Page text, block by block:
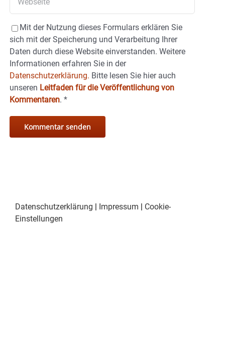
Mit der Nutzung dieses Formulars erklären Sie
sich mit der Speicherung und Verarbeitung Ihrer
Daten durch diese Website einverstanden. Weitere
Informationen erfahren Sie in der
Datenschutzerklärung. Bitte lesen Sie hier auch
unseren Leitfaden für die Veröffentlichung von
Kommentaren. *
Datenschutzerklärung Impressum
Cookie-
Einstellungen